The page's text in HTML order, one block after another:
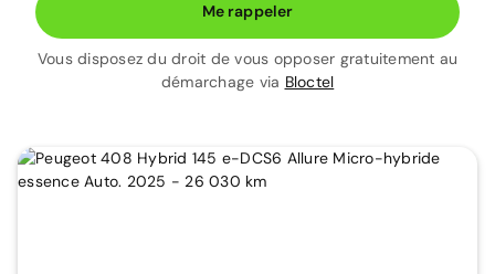
Me rappeler
Vous disposez du droit de vous opposer gratuitement au
démarchage via Bloctel